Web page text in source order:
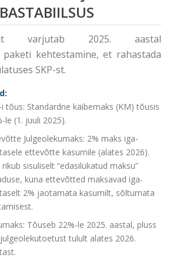
varjutab 2025. aastal
paketi kehtestamine, et rahastada
SKP-st.
tõus: Standardne käibemaks (KM) tõusis
le (1. juuli 2025).
Julgeolekumaks: 2% maks iga-
ettevõtte kasumile (alates 2026).
rikub sisuliselt “edasilükatud maksu”
kuna ettevõtted maksavad iga-
2% jaotamata kasumilt, sõltumata
Tõuseb 22%-le 2025. aastal, pluss
tulult alates 2026.